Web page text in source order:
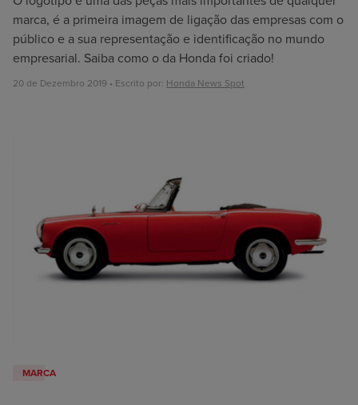
marca, é a primeira imagem de ligação das empresas com o
público e a sua representação e identificação no mundo
empresarial. Saiba como o da Honda foi criado!
20 de Dezembro 2019 • Escrito por: Honda News Spot
MARCA